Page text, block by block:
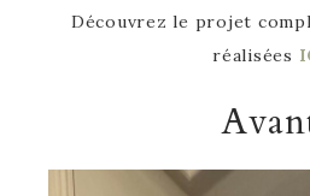
Découvrez le projet
réalisées